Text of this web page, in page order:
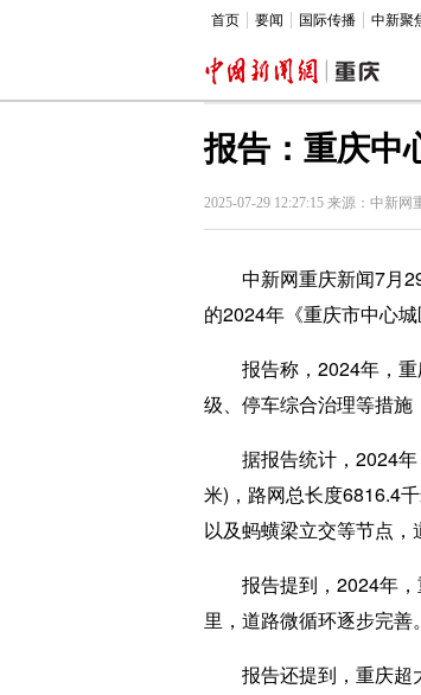
首页 要闻 国际传播 中新聚
报告：重庆中
2025-07-29 12:27:15 来源：中新网
中新网重庆新闻7月29
的2024年《重庆市中心
报告称，2024年，重
级、停车综合治理等措施
据报告统计，2024年
米)，路网总长度6816.4
以及蚂蟥梁立交等节点，
报告提到，2024年，
里，道路微循环逐步完善。
报告还提到，重庆超大